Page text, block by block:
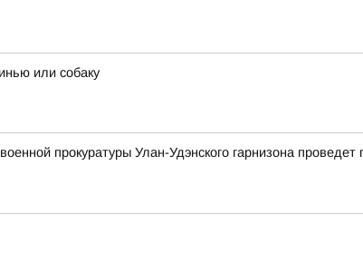
или собаку
прокуратуры Улан-Удэнского гарнизона